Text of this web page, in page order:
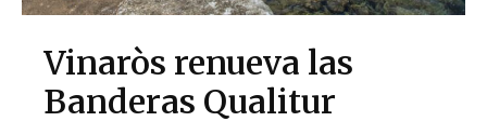
Vinaròs renueva las
Banderas Qualitur